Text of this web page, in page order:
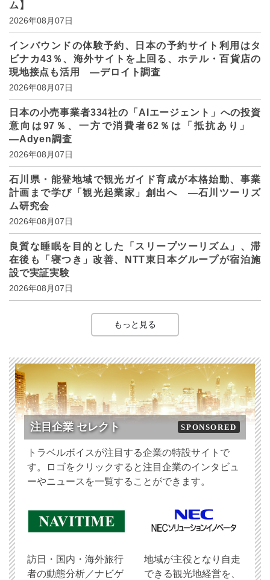
ム】
2026年08月07日
インバウンドの体験予約、日本の予約サイト利用はタ
ビナカ43％、海外サイトを上回る、ホテル・百貨店の
現地接点も活用 ―デロイト調査
2026年08月07日
日本の小売事業者334社の「AIエージェント」への投資
意向は97％、一方で消費者62％は「抵抗あり」
―Adyen調査
2026年08月07日
石川県・能登地域で観光ガイド育成が本格始動、事業
計画まで学び「観光起業家」創出へ ―石川ツーリズ
ム研究会
2026年08月07日
良質な睡眠を目的とした「スリープツーリズム」、滞
在後も「寝つき」改善、NTT東日本グループが宿泊施
設で実証実験
2026年08月07日
もっと見る
注目企業 セレクト SPONSORED
トラベルボイスが注目する企業の特設サイトで
す。ロゴをクリックすると注目企業のインタビュ
ーやニュースを一覧することができます。
訪日・国内・海外旅行
者の動態分析／ナビゲ
地域が主役となり自走
できる観光地経営を、